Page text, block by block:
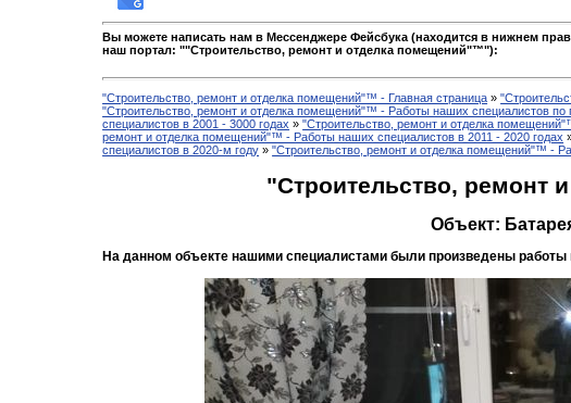
Вы можете написать нам в Мессенджере Фейсбука (находится в нижнем
наш портал: ""Строительство, ремонт и отделка помещений"™"):
"Строительство, ремонт и отделка помещений"™ - Главная страница »
"Строительство, ремонт и отделка помещений"™ - Работы наших специалистов по
специалистов в 2001 - 3000 годах »"Строительство, ремонт и отделка
ремонт и отделка помещений"™ - Работы наших специалистов в 2011 - 2020 годах
специалистов в 2020-м году »"Строительство, ремонт и отделка помещений"™ -
"Строительство, ремонт
Объект:
На данном объекте нашими специалистами были произведены работы